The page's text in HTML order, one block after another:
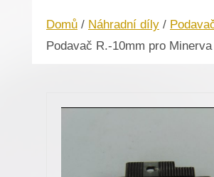
Domů / Náhradní díly /
Podavač R.-10mm pro